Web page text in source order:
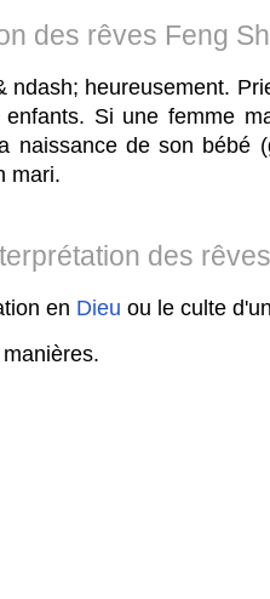
des rêves Feng
ndash; heureusement.
Si une femme
naissance de son bébé
mari.
des rêves
en Dieu ou le culte